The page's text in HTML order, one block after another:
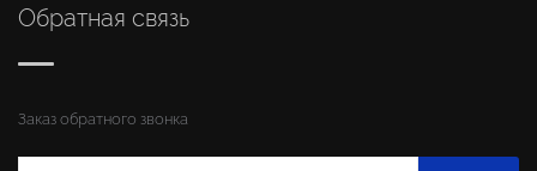
Обратная связь
Заказ обратного звонка